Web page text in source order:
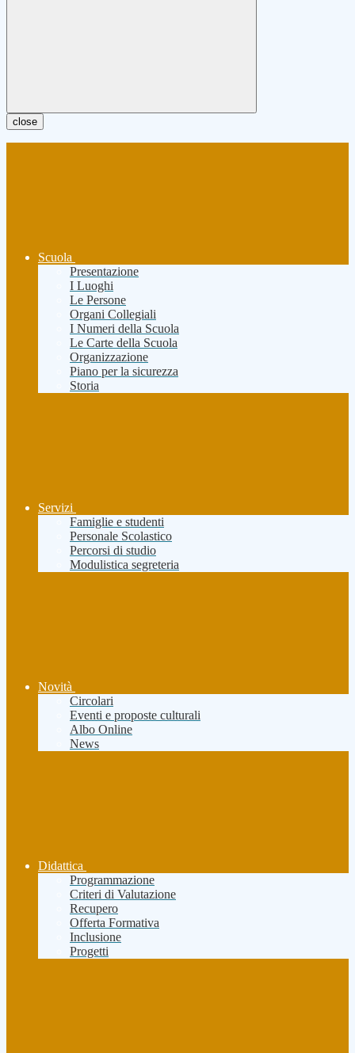
close
Scuola
Presentazione
I Luoghi
Le Persone
Organi Collegiali
I Numeri della Scuola
Le Carte della Scuola
Organizzazione
Piano per la sicurezza
Storia
Servizi
Famiglie e studenti
Personale Scolastico
Percorsi di studio
Modulistica segreteria
Novità
Circolari
Eventi e proposte culturali
Albo Online
News
Didattica
Programmazione
Criteri di Valutazione
Recupero
Offerta Formativa
Inclusione
Progetti